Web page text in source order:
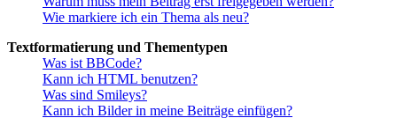
Wie markiere ich ein Thema als neu?
Textformatierung und Thementypen
Was ist BBCode?
Kann ich HTML benutzen?
Was sind Smileys?
Kann ich Bilder in meine Beiträge einfügen?